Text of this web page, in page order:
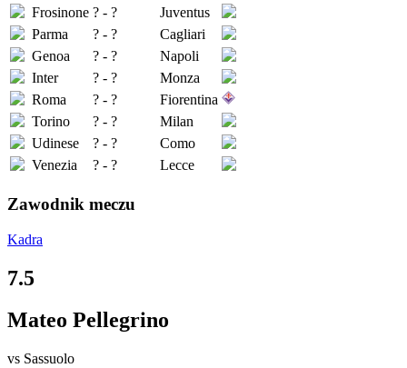
Frosinone ? - ?
Juventus
Parma
? - ?
Cagliari
Genoa
? - ?
Napoli
Inter
? - ?
Monza
Roma
? - ?
Fiorentina
Torino
? - ?
Milan
Udinese
? - ?
Como
Venezia
? - ? Lecce
Zawodnik meczu
Kadra
7.5
Mateo Pellegrino
vs Sassuolo